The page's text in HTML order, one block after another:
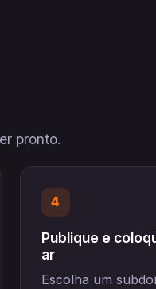
pronto.
4
Publique e
ar
Escolha um